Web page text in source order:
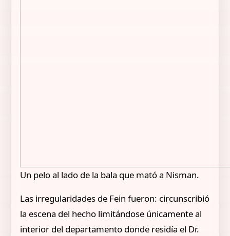
Un pelo al lado de la bala que mató a Nisman.
Las irregularidades de Fein fueron: circunscribió
la escena del hecho limitándose únicamente al
interior del departamento donde residía el Dr.